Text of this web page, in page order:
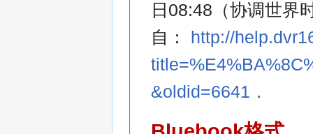
日08:48（协调世界
自：
http://
&oldid=6641．